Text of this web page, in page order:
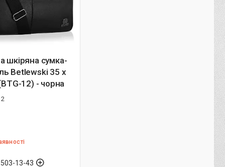
шкіряна сумка-
Betlewski 35 х
12) - чорна
13-43